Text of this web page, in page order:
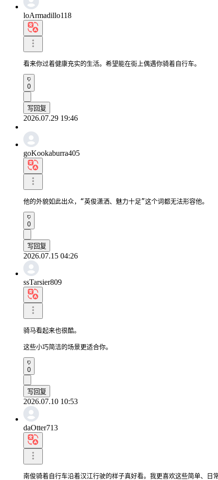
loArmadillo118
看来你过着健康充实的生活。希望能在街上偶遇你骑着自行车。
0
写回复
2026.07.29 19:46
goKookaburra405
他的外貌如此出众，“英俊潇洒、魅力十足”这个词都无法形容他。
0
写回复
2026.07.15 04:26
ssTarsier809
骑马看起来也很酷。
这些小巧简洁的场景更适合你。
0
写回复
2026.07.10 10:53
daOtter713
南俊骑着自行车沿着汉江行驶的样子真好看。我更喜欢这些简单、日